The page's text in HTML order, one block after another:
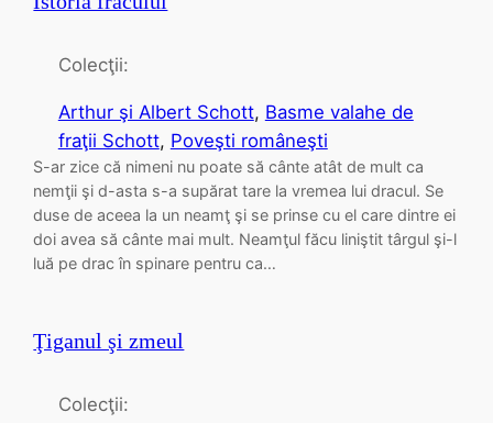
Colecţii:
Arthur şi Albert Schott, Basme valahe de
fraţii Schott, Poveşti româneşti
S-ar zice că nimeni nu poate să cânte atât de mult ca
nemţii şi d-asta s-a supărat tare la vremea lui dracul. Se
duse de aceea la un neamţ şi se prinse cu el care dintre ei
doi avea să cânte mai mult. Neamţul făcu liniştit târgul şi-l
luă pe drac în spinare pentru ca…
Ţiganul şi zmeul
Colecţii: